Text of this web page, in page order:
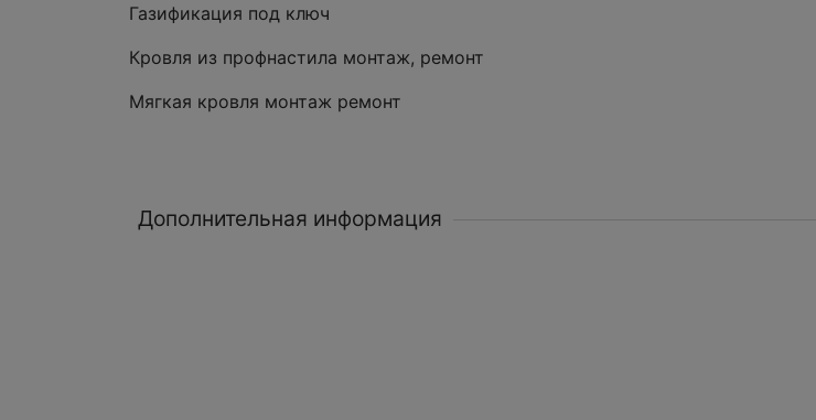
Газификация под ключ
Кровля из профнастила монтаж, ремонт
Мягкая кровля монтаж ремонт
Дополнительная информация